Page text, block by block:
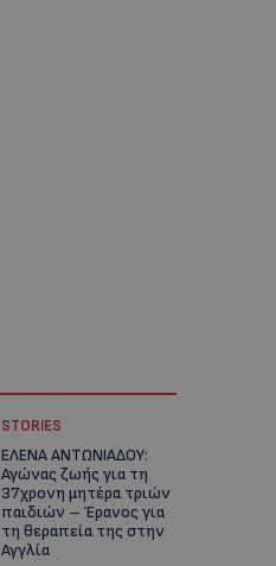
STORIES
ΕΛΕΝΑ ΑΝΤΩΝΙΑΔΟΥ:
Αγώνας ζωής για τη
37χρονη μητέρα τριών
παιδιών – Έρανος για
τη θεραπεία της στην
Αγγλία